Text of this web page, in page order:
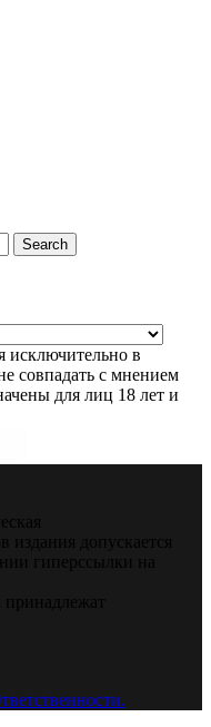
Search
исключительно в
совпадать с мнением
для лиц 18 лет и
издания допускается
гиперссылки на